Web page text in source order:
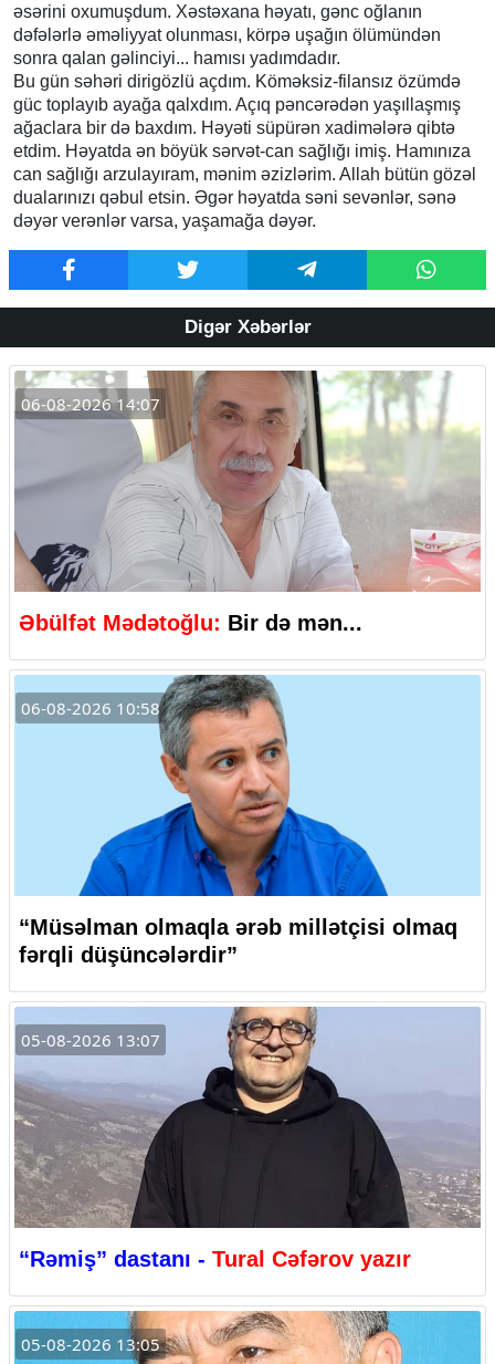
əsərini oxumuşdum. Xəstəxana həyatı, gənc oğlanın
dəfələrlə əməliyyat olunması, körpə uşağın ölümündən
sonra qalan gəlinciyi... hamısı yadımdadır.
Bu gün səhəri dirigözlü açdım. Köməksiz-filansız özümdə
güc toplayıb ayağa qalxdım. Açıq pəncərədən yaşıllaşmış
ağaclara bir də baxdım. Həyəti süpürən xadimələrə qibtə
etdim. Həyatda ən böyük sərvət-can sağlığı imiş. Hamınıza
can sağlığı arzulayıram, mənim əzizlərim. Allah bütün gözəl
dualarınızı qəbul etsin. Əgər həyatda səni sevənlər, sənə
dəyər verənlər varsa, yaşamağa dəyər.
Digər Xəbərlər
06-08-2026 14:07
Əbülfət Mədətoğlu: Bir də mən...
06-08-2026 10:58
“Müsəlman olmaqla ərəb millətçisi olmaq
fərqli düşüncələrdir”
05-08-2026 13:07
“Rəmiş” dastanı - Tural Cəfərov yazır
05-08-2026 13:05